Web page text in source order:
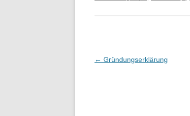
Beitragsnavigation
← Gründungserklärung